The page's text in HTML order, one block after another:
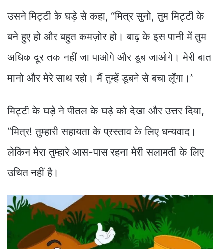
उसने मिट्टी के घड़े से कहा, “मित्र सुनो, तुम मिट्टी के
बने हुए हो और बहुत कमज़ोर हो। बाढ़ के इस पानी में तुम
अधिक दूर तक नहीं जा पाओगे और डूब जाओगे। मेरी बात
मानो और मेरे साथ रहो। मैं तुम्हें डूबने से बचा लूँगा।”
मिट्टी के घड़े ने पीतल के घड़े को देखा और उत्तर दिया,
“मित्र! तुम्हारी सहायता के प्रस्ताव के लिए धन्यवाद।
लेकिन मेरा तुम्हारे आस-पास रहना मेरी सलामती के लिए
उचित नहीं है।